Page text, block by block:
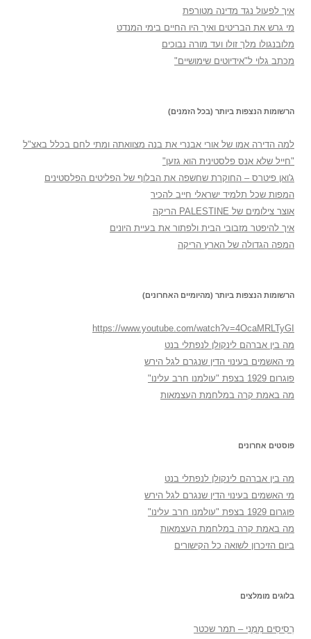
איך לפעול נגד מדינה מטורפת
מי גרש את הבריטים ואיך היו החיים בימי המנדט
מלובנגולו מלך זולו ועד מורה נבוכים
מכתב גלוי ל"אידיוטים שימושיים"
הרשומות הנצפות ביותר (בכל הזמנים)
למה הדירה אמו של אורי אבנרי את בנה מצוואתה ומתי לחם בכלל באצ"ל
"חייל שלא אנס פלסטינית הוא גזען"
ג'ואן פיטרס – החוקרת שחשפה את הבלוף של הפליטים הפלסטינים
המפות שכל תלמיד ישראלי חייב להכיר
אוצר צילומים של PALESTINE הריקה
איך להיפטר מזבובי הבית ולפתור את בעיית היונים
המפה הגדולה של הארץ הריקה
הרשומות הנצפות ביותר (מהיומיים האחרונים)
https://www.youtube.com/watch?v=4OcaMRLTyGI
מה בין אברהם לינקולן לנפתלי בנט
מי האשמים בעינוי הדין שנגרם לגל הירש
פוגרום 1929 בצפת "עולמנו חרב עלינו"
מה באמת קרה במלחמת העצמאות
פוסטים אחרונים
מה בין אברהם לינקולן לנפתלי בנט
מי האשמים בעינוי הדין שנגרם לגל הירש
פוגרום 1929 בצפת "עולמנו חרב עלינו"
מה באמת קרה במלחמת העצמאות
ביום הזיכרון לשואה כל הקישורים
בלוגים מומלצים
רְסִיסִים מִמֶנִי – תמר שכטר